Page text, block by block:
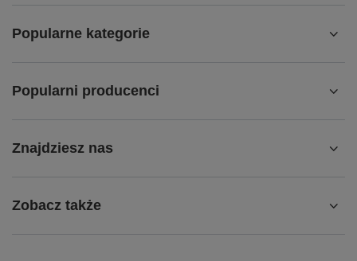
Popularne kategorie
Popularni producenci
Znajdziesz nas
Zobacz także